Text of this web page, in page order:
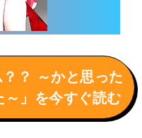
？？ ～かと思った
～」を今すぐ読む